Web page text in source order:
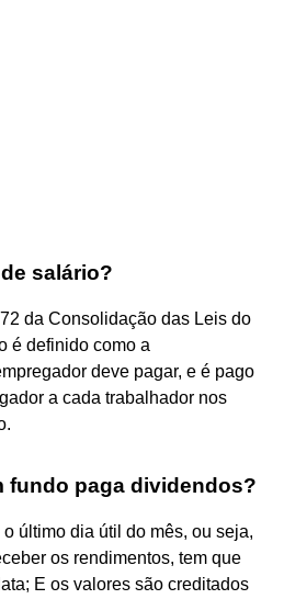
salário?
da Consolidação das Leis do
é definido como a
deve pagar, e é pago
a cada trabalhador nos
fundo paga dividendos?
último dia útil do mês, ou seja,
os rendimentos, tem que
E os valores são creditados